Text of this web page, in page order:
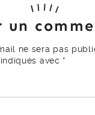
un
ne sera pas
avec *